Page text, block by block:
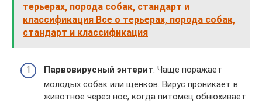
терьерах, порода собак, стандарт и
классификация Все о терьерах, порода собак,
стандарт и классификация
Парвовирусный энтерит. Чаще поражает
молодых собак или щенков. Вирус проникает в
животное через нос, когда питомец обнюхивает